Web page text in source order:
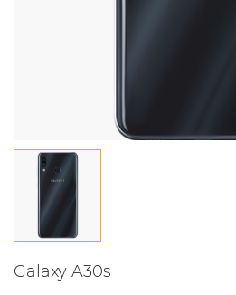
Galaxy A30s